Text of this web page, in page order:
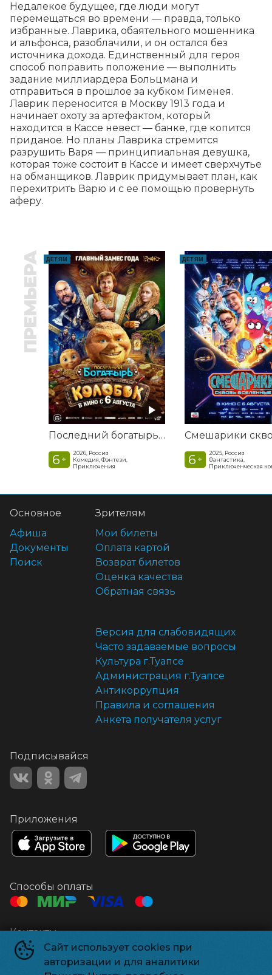
Недалекое будущее, где люди могут
перемещаться во времени — правда, только
избранные. Лаврика, обаятельного мошенника
и альфонса, разоблачили, и он остался без
источника дохода. Единственный для героя
способ поправить положение — выполнить
задание миллиардера Больцмана и
отправиться в прошлое за кубком Гименея.
Лаврик переносится в Москву 1913 года и
начинает охоту за артефактом, который
находится в Кассе невест — банке, где копится
приданое. Но планы Лаврика стремится
разрушить Варя — принципиальная девушка,
которая тоже состоит в Кассе и имеет сверхчутье
на обманщиков. Лаврик придумывает план, как
перехитрить Варю и с ее помощью провернуть
аферу.
ПРЕМЬЕРА ДЕТЯМ
Последний богатырь. Колобок
6 +
2026, Россия
Комедия, Фэнтези,
Приключения
ДЕТЯМ
6 +
2025, Россия
Фантастика,
Приключенческая
Сайт использует cookies при
авторизации и для аналитики
Основное
Афиша
Документы
Поиск
Зрителям
Мои билеты
Оплата картой
Возврат билетов
Оценка качества
Обратная связь
Версия для слабовидящих
Часто задаваемые вопросы
Культура г.Туапсе
Администрация г.Туапсе
Антикоррупция
Правила и соглашения
Анкета получателя услуг
Подписывайся
Приложения
Способы оплаты
Контакты
Касса
+7 861 672-47-06
Администрация kinotuapse@mail.ru